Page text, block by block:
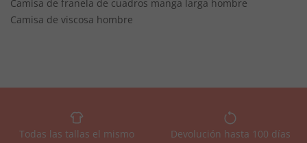
Camisa de franela de cuadros manga larga hombre
Camisa de viscosa hombre
Todas las tallas el mismo
Devolución hasta 100 días